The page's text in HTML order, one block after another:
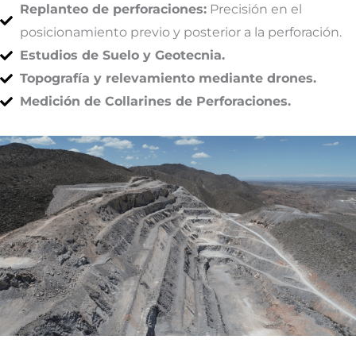
Replanteo de perforaciones: Precisión en el
posicionamiento previo y posterior a la perforación.
Estudios de Suelo y Geotecnia.
Topografía y relevamiento mediante drones.
Medición de Collarines de Perforaciones.